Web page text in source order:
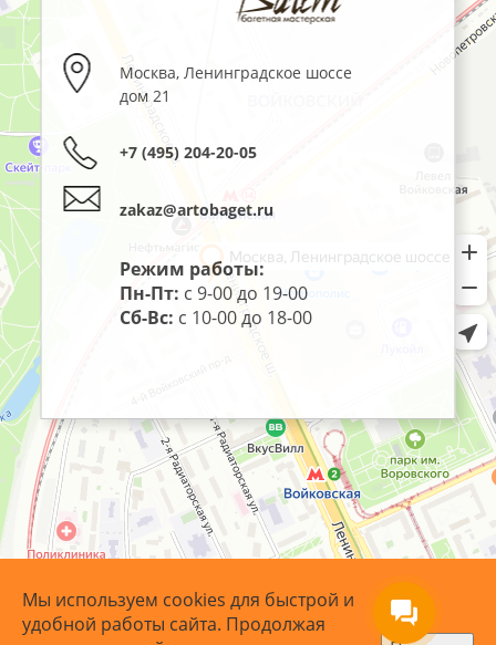
Москва,Ленинградское шоссе
дом 21
+7 (495) 204-20-05
zakaz@artobaget.ru
Режим работы:
Пн-Пт: с 9-00 до 19-00
Сб-Вс: с 10-00 до 18-00
Мы используем cookies для быстрой и
удобной работы сайта. Продолжая